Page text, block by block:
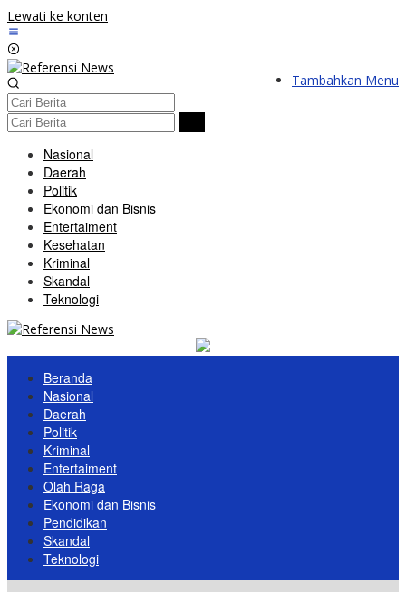
Lewati ke konten
Tambahkan Menu
Nasional
Daerah
Politik
Ekonomi dan Bisnis
Entertaiment
Kesehatan
Kriminal
Skandal
Teknologi
Beranda
Nasional
Daerah
Politik
Kriminal
Entertaiment
Olah Raga
Ekonomi dan Bisnis
Pendidikan
Skandal
Teknologi